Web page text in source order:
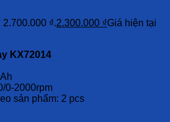
₫.2.300.000 ₫Giá hiện tại
KX72014
0-2000rpm
sản phẩm: 2 pcs